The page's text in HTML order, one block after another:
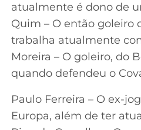
atualmente é dono de
Quim – O então goleiro
trabalha atualmente
Moreira – O goleiro, do
quando defendeu o
Paulo Ferreira – O ex-
Europa, além de ter